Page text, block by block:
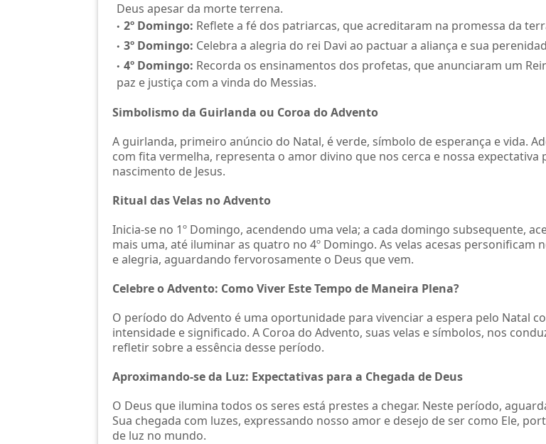
Deus apesar da morte terrena.
2º Domingo: Reflete a fé dos patriarcas, que acreditaram na promessa da
3º Domingo: Celebra a alegria do rei Davi ao pactuar a aliança e sua
4º Domingo: Recorda os ensinamentos dos profetas, que anunciaram um
paz e justiça com a vinda do Messias.
Simbolismo da Guirlanda ou Coroa do Advento
A guirlanda, primeiro anúncio do Natal, é verde, símbolo de esperança e vida.
com fita vermelha, representa o amor divino que nos cerca e nossa expectativa
nascimento de Jesus.
Ritual das Velas no Advento
Inicia-se no 1º Domingo, acendendo uma vela; a cada domingo subsequente,
mais uma, até iluminar as quatro no 4º Domingo. As velas acesas personificam
e alegria, aguardando fervorosamente o Deus que vem.
Celebre o Advento: Como Viver Este Tempo de Maneira Plena?
O período do Advento é uma oportunidade para vivenciar a espera pelo Natal
intensidade e significado. A Coroa do Advento, suas velas e símbolos, nos
refletir sobre a essência desse período.
Aproximando-se da Luz: Expectativas para a Chegada de Deus
O Deus que ilumina todos os seres está prestes a chegar. Neste período,
Sua chegada com luzes, expressando nosso amor e desejo de ser como Ele,
de luz no mundo.